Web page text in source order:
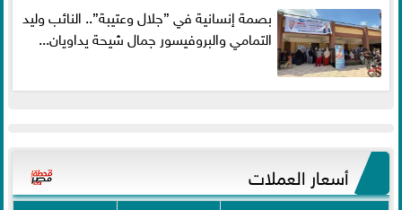
بصمة إنسانية في ”جلال وعتيبة”.. النائب وليد
التمامي والبروفيسور جمال شيحة يداويان...
أسعار العملات